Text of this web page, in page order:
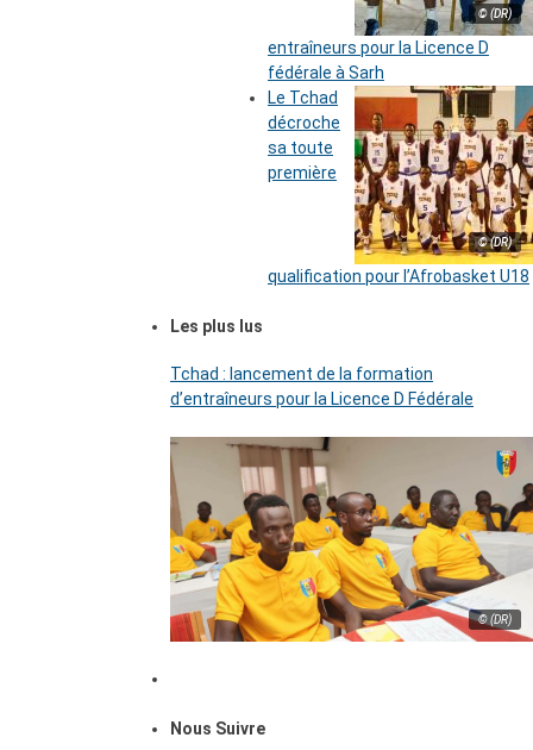
© (DR)
entraîneurs pour la Licence D
fédérale à Sarh
© (DR)
Le Tchad
décroche
sa toute
première
qualification pour l’Afrobasket U18
Les plus lus
Tchad : lancement de la formation
d’entraîneurs pour la Licence D Fédérale
© (DR)
Nous Suivre